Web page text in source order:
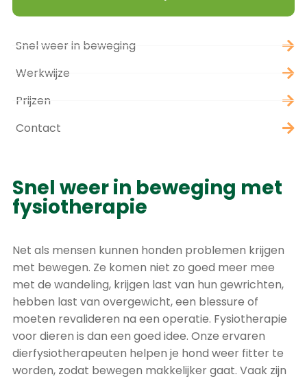
Snel weer in beweging
Werkwijze
Prijzen
Contact
Snel weer in beweging met
fysiotherapie
Net als mensen kunnen honden problemen krijgen
met bewegen. Ze komen niet zo goed meer mee
met de wandeling, krijgen last van hun gewrichten,
hebben last van overgewicht, een blessure of
moeten revalideren na een operatie. Fysiotherapie
voor dieren is dan een goed idee. Onze ervaren
dierfysiotherapeuten helpen je hond weer fitter te
worden, zodat bewegen makkelijker gaat. Vaak zijn